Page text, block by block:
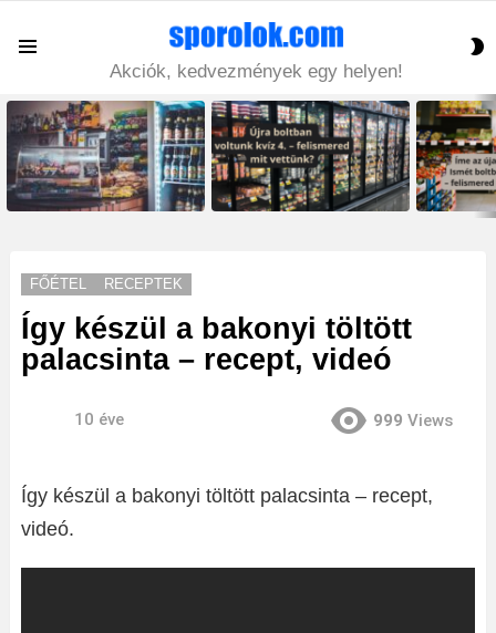
Akciók, kedvezmények egy helyen!
LATEST
STORIES
FŐÉTEL RECEPTEK
Így készül a bakonyi töltött
palacsinta – recept, videó
10 éve 999 Views
Így készül a bakonyi töltött palacsinta – recept,
videó.